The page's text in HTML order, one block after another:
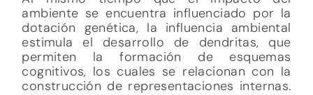
ambiente se encuentra influenciado por la
dotación genética, la influencia ambiental
estimula el desarrollo de dendritas, que
permiten la formación de esquemas
cognitivos, los cuales se relacionan con la
construcción de representaciones internas.